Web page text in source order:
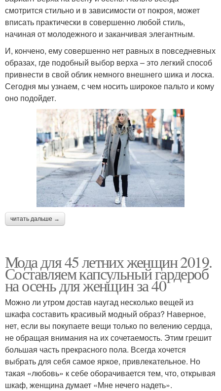
смотрится стильно и в зависимости от покроя, может
вписать практически в совершенно любой стиль,
начиная от молодежного и заканчивая элегантным.
И, кончено, ему совершенно нет равных в повседневных
образах, где подобный выбор верха – это легкий способ
привнести в свой облик немного внешнего шика и лоска.
Сегодня мы узнаем, с чем носить широкое пальто и кому
оно подойдет.
читать дальше →
Мода для 45 летних женщин 2019.
Составляем капсульный гардероб
на осень для женщин за 40
Можно ли утром достав наугад несколько вещей из
шкафа составить красивый модный образ? Наверное,
нет, если вы покупаете вещи только по велению сердца,
не обращая внимания на их сочетаемость. Этим грешит
большая часть прекрасного пола. Всегда хочется
выбрать для себя самое яркое, привлекательное. Но
такая «любовь» к себе оборачивается тем, что, открывая
шкаф, женщина думает «Мне нечего надеть».